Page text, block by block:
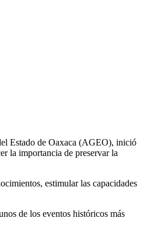
Estado de Oaxaca (AGEO), inició
la importancia de preservar la
estimular las capacidades
de los eventos históricos más